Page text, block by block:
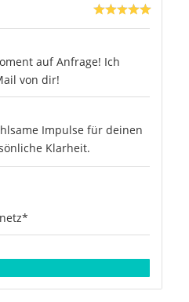
auf Anfrage! Ich
von dir!
Impulse für deinen
Klarheit.